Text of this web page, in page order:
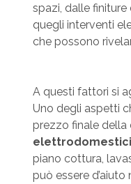
spazi, dalle
quegli interventi
che possono
A questi fattori si
Uno degli aspetti
prezzo finale della
elettrodomestici
piano cottura,
può essere